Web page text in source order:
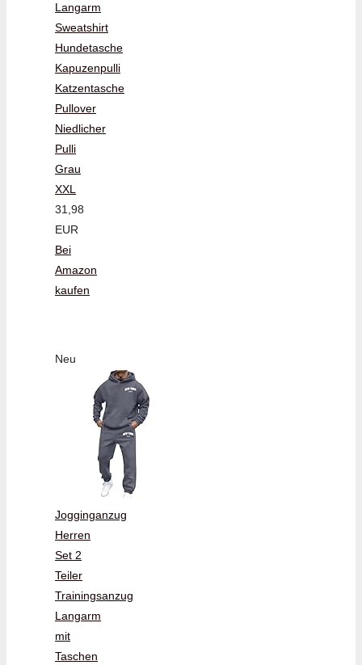
Langarm
Sweatshirt
Hundetasche
Kapuzenpulli
Katzentasche
Pullover
Niedlicher
Pulli
Grau
XXL
31,98
EUR
Bei
Amazon
kaufen
Neu
Jogginganzug
Herren
Set 2
Teiler
Trainingsanzug
Langarm
mit
Taschen